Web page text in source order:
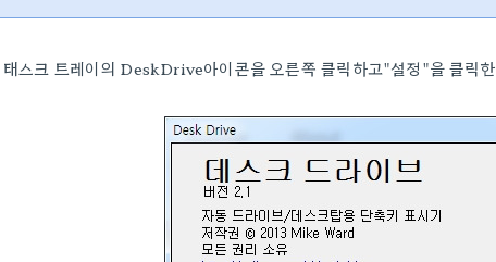
태스크 트레이의 DeskDrive아이콘을 오른쪽 클릭하고"설정"을 클릭